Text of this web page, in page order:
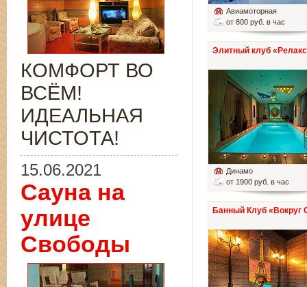
Авиамоторная
от 800 руб. в час
Элитный клуб
Динамо
от 1900 руб. в час
Банный Клуб «Вокруг
КОМФОРТ ВО
ВСЁМ!
ИДЕАЛЬНАЯ
ЧИСТОТА!
15.06.2021
Сауна на
улице
Свободы